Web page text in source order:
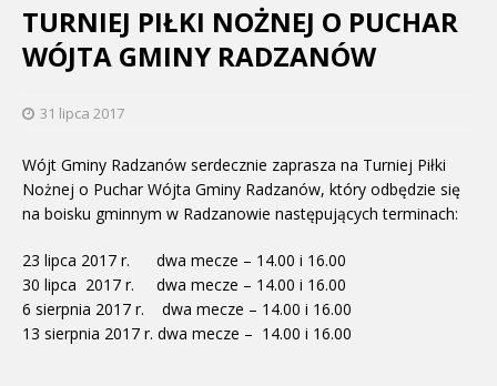
TURNIEJ PIŁKI NOŻNEJ O PUCHAR
WÓJTA GMINY RADZANÓW
31 lipca 2017
Wójt Gminy Radzanów serdecznie zaprasza na Turniej Piłki
Nożnej o Puchar Wójta Gminy Radzanów, który odbędzie się
na boisku gminnym w Radzanowie następujących terminach:
23 lipca 2017 r. dwa mecze – 14.00 i 16.00
30 lipca 2017 r. dwa mecze – 14.00 i 16.00
6 sierpnia 2017 r. dwa mecze – 14.00 i 16.00
13 sierpnia 2017 r. dwa mecze – 14.00 i 16.00